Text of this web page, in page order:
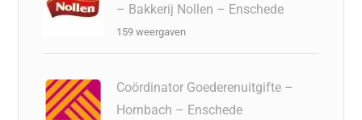
– Bakkerij Nollen – Enschede
159 weergaven
Coördinator Goederenuitgifte –
Hornbach – Enschede